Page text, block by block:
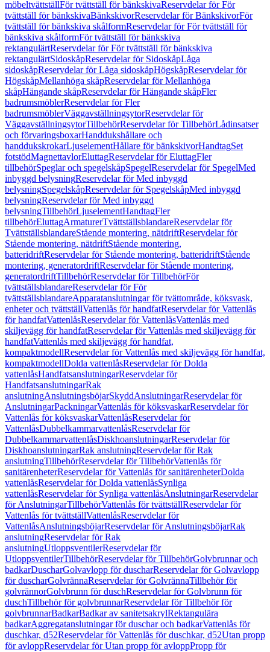
möbeltvättställFör tvättställ för bänkskivaReservdelar för För
tvättställ för bänkskivaBänkskivorReservdelar för BänkskivorFör
tvättställ för bänkskiva skålformReservdelar för För tvättställ för
bänkskiva skålformFör tvättställ för bänkskiva
rektangulärtReservdelar för För tvättställ för bänkskiva
rektangulärtSidoskåpReservdelar för SidoskåpLåga
sidoskåpReservdelar för Låga sidoskåpHögskåpReservdelar för
HögskåpMellanhöga skåpReservdelar för Mellanhöga
skåpHängande skåpReservdelar för Hängande skåpFler
badrumsmöblerReservdelar för Fler
badrumsmöblerVäggavställningsytorReservdelar för
VäggavställningsytorTillbehörReservdelar för TillbehörLådinsatser
och förvaringsboxarHanddukshållare och
handdukskrokarLjuselementHållare för bänkskivorHandtagSet
fotstödMagnettavlorEluttagReservdelar för EluttagFler
tillbehörSpeglar och spegelskåpSpegelReservdelar för SpegelMed
inbyggd belysningReservdelar för Med inbyggd
belysningSpegelskåpReservdelar för SpegelskåpMed inbyggd
belysningReservdelar för Med inbyggd
belysningTillbehörLjuselementHandtagFler
tillbehörEluttagArmaturerTvättställsblandareReservdelar för
TvättställsblandareStående montering, nätdriftReservdelar för
Stående montering, nätdriftStående montering,
batteridriftReservdelar för Stående montering, batteridriftStående
montering, generatordriftReservdelar för Stående montering,
generatordriftTillbehörReservdelar för TillbehörFör
tvättställsblandareReservdelar för För
tvättställsblandareApparatanslutningar för tvättområde, köksvask,
enheter och tvättställVattenlås för handfatReservdelar för Vattenlås
för handfatVattenlåsReservdelar för VattenlåsVattenlås med
skiljevägg för handfatReservdelar för Vattenlås med skiljevägg för
handfatVattenlås med skiljevägg för handfat,
kompaktmodellReservdelar för Vattenlås med skiljevägg för handfat,
kompaktmodellDolda vattenlåsReservdelar för Dolda
vattenlåsHandfatsanslutningarReservdelar för
HandfatsanslutningarRak
anslutningAnslutningsböjarSkyddAnslutningarReservdelar för
AnslutningarPackningarVattenlås för köksvaskarReservdelar för
Vattenlås för köksvaskarVattenlåsReservdelar för
VattenlåsDubbelkammarvattenlåsReservdelar för
DubbelkammarvattenlåsDiskhoanslutningarReservdelar för
DiskhoanslutningarRak anslutningReservdelar för Rak
anslutningTillbehörReservdelar för TillbehörVattenlås för
sanitärenheterReservdelar för Vattenlås för sanitärenheterDolda
vattenlåsReservdelar för Dolda vattenlåsSynliga
vattenlåsReservdelar för Synliga vattenlåsAnslutningarReservdelar
för AnslutningarTillbehörVattenlås för tvättställReservdelar för
Vattenlås för tvättställVattenlåsReservdelar för
VattenlåsAnslutningsböjarReservdelar för AnslutningsböjarRak
anslutningReservdelar för Rak
anslutningUtloppsventilerReservdelar för
UtloppsventilerTillbehörReservdelar för TillbehörGolvbrunnar och
badkarDuscharGolvavlopp för duscharReservdelar för Golvavlopp
för duscharGolvrännaReservdelar för GolvrännaTillbehör för
golvrännorGolvbrunn för duschReservdelar för Golvbrunn för
duschTillbehör för golvbrunnarReservdelar för Tillbehör för
golvbrunnarBadkarBadkar av sanitetsakrylRektangulära
badkarAggregatanslutningar för duschar och badkarVattenlås för
duschkar, d52Reservdelar för Vattenlås för duschkar, d52Utan propp
för avloppReservdelar för Utan propp för avloppPropp för